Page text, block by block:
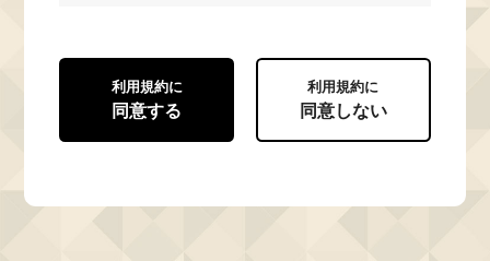
利用規約に
同意する
利用規約に
同意しない